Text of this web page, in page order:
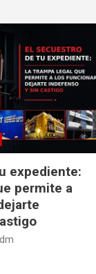
expediente:
permite a